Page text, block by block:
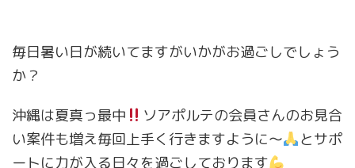
毎日暑い日が続いてますがいかがお過ごしでしょう
か？
沖縄は夏真っ最中
ソアポルテの会員さんのお見合
い案件も増え毎回上手く行きますように〜
とサポ
ートに力が入る日々を過ごしております